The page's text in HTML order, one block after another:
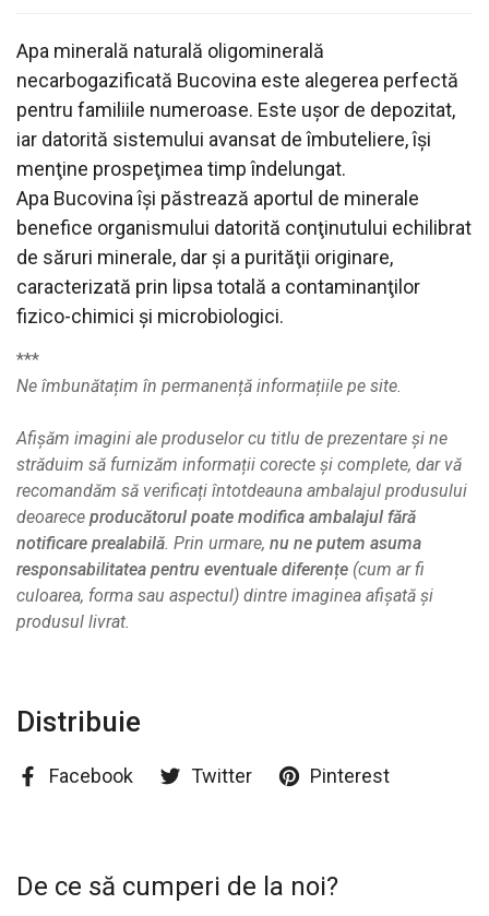
Apa minerală naturală oligominerală
necarbogazificată Bucovina este alegerea perfectă
pentru familiile numeroase. Este ușor de depozitat,
iar datorită sistemului avansat de îmbuteliere, își
menţine prospeţimea timp îndelungat.
Apa Bucovina îşi păstrează aportul de minerale
benefice organismului datorită conţinutului echilibrat
de săruri minerale, dar și a purităţii originare,
caracterizată prin lipsa totală a contaminanţilor
fizico-chimici și microbiologici.
***
Ne îmbunătațim în permanență informațiile pe site.
Afișăm imagini ale produselor cu titlu de prezentare și ne
străduim să furnizăm informații corecte și complete, dar vă
recomandăm să verificați întotdeauna ambalajul produsului
deoarece producătorul poate modifica ambalajul fără
notificare prealabilă. Prin urmare, nu ne putem asuma
responsabilitatea pentru eventuale diferențe (cum ar fi
culoarea, forma sau aspectul) dintre imaginea afișată și
produsul livrat.
Distribuie
Facebook Twitter Pinterest
De ce să cumperi de la noi?